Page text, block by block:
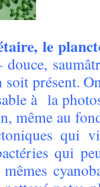
le
douce,
soit présent.
à la
même au
qui
qui
mêmes